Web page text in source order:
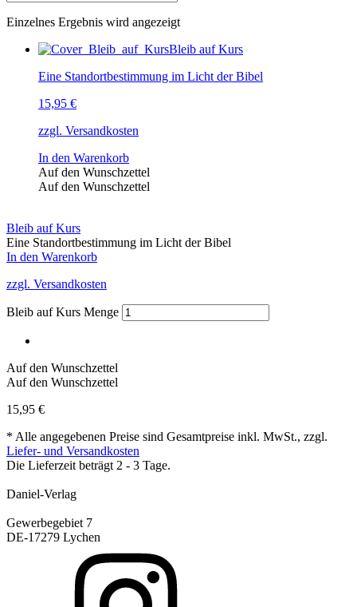
Einzelnes Ergebnis wird angezeigt
Bleib auf Kurs
Eine Standortbestimmung im Licht der Bibel
15,95 €
zzgl. Versandkosten
In den Warenkorb
Auf den Wunschzettel
Auf den Wunschzettel
Bleib auf Kurs
Eine Standortbestimmung im Licht der Bibel
In den Warenkorb
zzgl. Versandkosten
Bleib auf Kurs Menge
Auf den Wunschzettel
Auf den Wunschzettel
15,95 €
* Alle angegebenen Preise sind Gesamtpreise inkl. MwSt., zzgl.
Liefer- und Versandkosten
Die Lieferzeit beträgt 2 - 3 Tage.
Daniel-Verlag
Gewerbegebiet 7
DE-17279 Lychen